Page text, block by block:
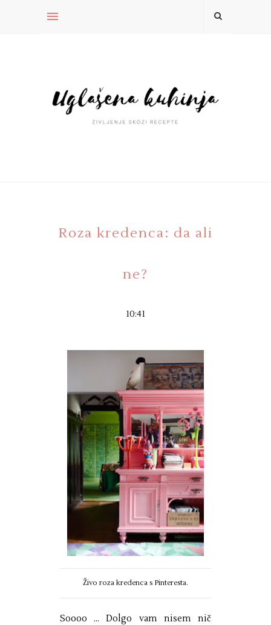
Roza kredenca: da ali
ne?
10:41
Živo roza kredenca s Pinteresta.
Soooo ... Dolgo vam nisem nič